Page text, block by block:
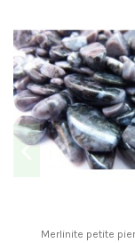
Merlinite petite